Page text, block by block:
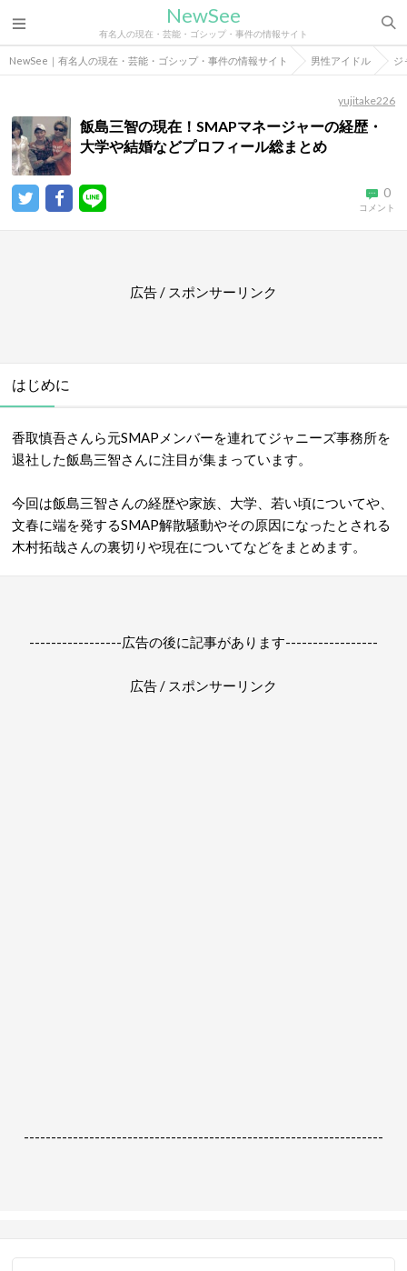
NewSee
有名人の現在・芸能・ゴシップ・事件の情報サイト
NewSee｜有名人の現在・芸能・ゴシップ・事件の情報サイト 男性アイドル ジ
yujitake226
飯島三智の現在！SMAPマネージャーの経歴・
大学や結婚などプロフィール総まとめ
0
コメント
広告 / スポンサーリンク
はじめに
香取慎吾さんら元SMAPメンバーを連れてジャニーズ事務所を
退社した飯島三智さんに注目が集まっています。
今回は飯島三智さんの経歴や家族、大学、若い頃についてや、
文春に端を発するSMAP解散騒動やその原因になったとされる
木村拓哉さんの裏切りや現在についてなどをまとめます。
-----------------広告の後に記事があります-----------------
広告 / スポンサーリンク
------------------------------------------------------------------